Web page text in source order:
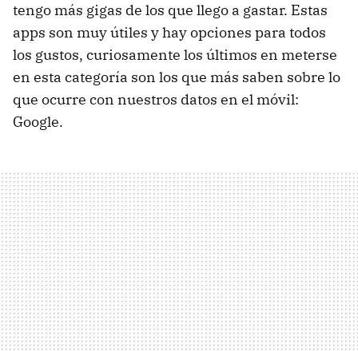
tengo más gigas de los que llego a gastar. Estas
apps son muy útiles y hay opciones para todos
los gustos, curiosamente los últimos en meterse
en esta categoría son los que más saben sobre lo
que ocurre con nuestros datos en el móvil:
Google.